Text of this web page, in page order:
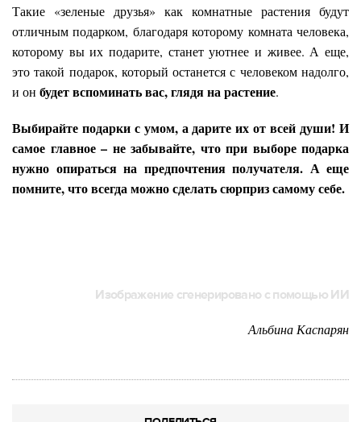
Такие «зеленые друзья» как комнатные растения будут
отличным подарком, благодаря которому комната человека,
которому вы их подарите, станет уютнее и живее. А еще,
это такой подарок, который останется с человеком надолго,
и он будет вспоминать вас, глядя на растение.
Выбирайте подарки с умом, а дарите их от всей души! И
самое главное – не забывайте, что при выборе подарка
нужно опираться на предпочтения получателя. А еще
помните, что всегда можно сделать сюрприз самому себе.
Изображение сгенерировано с помощью ИИ
Альбина Каспарян